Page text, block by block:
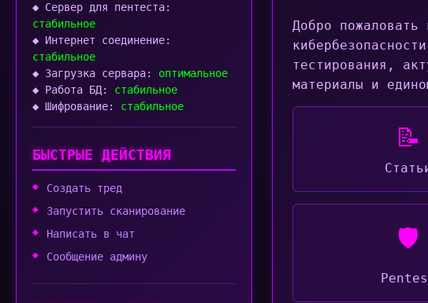
◆ Сервер для пентеста:
стабильное
◆ Интернет соединение:
стабильное
◆ Загрузка сервара: оптимальное
◆ Работа БД: стабильное
◆ Шифрование: стабильное
БЫСТРЫЕ ДЕЙСТВИЯ
Создать тред
Запустить сканирование
Написать в чат
Сообщение админу
Добро пожаловать
тестирования,
материалы и
📝
🛡️